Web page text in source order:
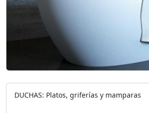
DUCHAS: Platos, griferías y mamparas